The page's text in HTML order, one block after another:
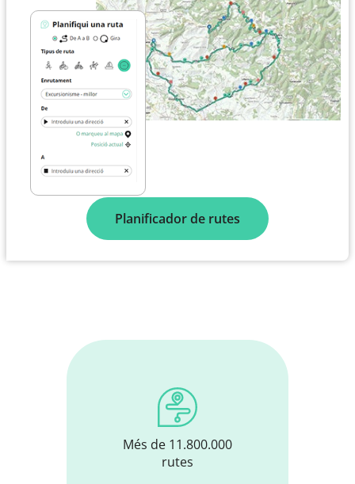
Planificador de rutes
Més de 11.800.000
rutes